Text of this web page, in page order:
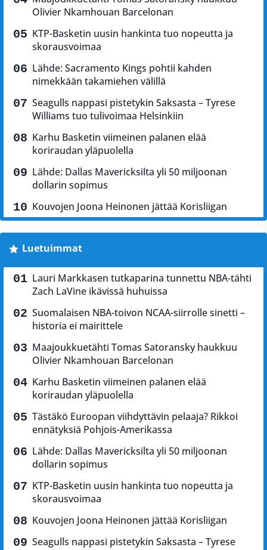
Olivier Nkamhouan Barcelonan
KTP-Basketin uusin hankinta tuo nopeutta ja
skorausvoimaa
Lähde: Sacramento Kings pohtii kahden
nimekkään takamiehen välillä
Seagulls nappasi pistetykin Saksasta – Tyrese
Williams tuo tulivoimaa Helsinkiin
Karhu Basketin viimeinen palanen elää
koriraudan yläpuolella
Lähde: Dallas Mavericksilta yli 50 miljoonan
dollarin sopimus
Kouvojen Joona Heinonen jättää Korisliigan
Luetuimmat
Lauri Markkasen tutkaparina tunnettu NBA-tähti
Zach LaVine ikävissä huhuissa
Suomalaisen NBA-toivon NCAA-siirrolle sinetti –
historia ei mairittele
Maajoukkuetähti Tomas Satoransky haukkuu
Olivier Nkamhouan Barcelonan
Karhu Basketin viimeinen palanen elää
koriraudan yläpuolella
Tästäkö Euroopan viihdyttävin pelaaja? Rikkoi
ennätyksiä Pohjois-Amerikassa
Lähde: Dallas Mavericksilta yli 50 miljoonan
dollarin sopimus
KTP-Basketin uusin hankinta tuo nopeutta ja
skorausvoimaa
Kouvojen Joona Heinonen jättää Korisliigan
Seagulls nappasi pistetykin Saksasta – Tyrese